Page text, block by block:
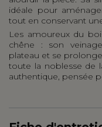
idéale pour
tout en conservant
Les amoureux du
chêne : son
plateau et se
toute la noblesse de
authentique, pensée